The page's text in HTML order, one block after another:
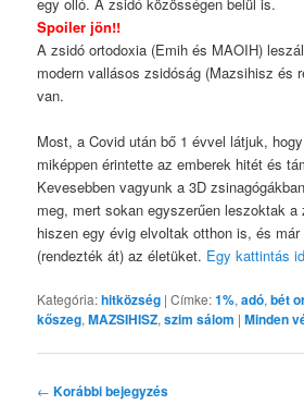
Spoiler jön!!
A zsidó ortodoxia (Emih és MAOIH)
modern vallásos zsidóság (Mazsihisz és
van.
Most, a Covid után bő 1 évvel látjuk,
miképpen érintette az emberek hitét és
Kevesebben vagyunk a 3D
meg, mert sokan egyszerűen leszoktak a
hiszen egy évig elvoltak otthon is, és
(rendezték át) az életüket. Egy kattintás
Kategória:hitközség |Címke:1%,adó,bét
kőszeg,MAZSIHISZ,szim sálom |Minden
Bejegyzés
← Korábbi bejegyzés